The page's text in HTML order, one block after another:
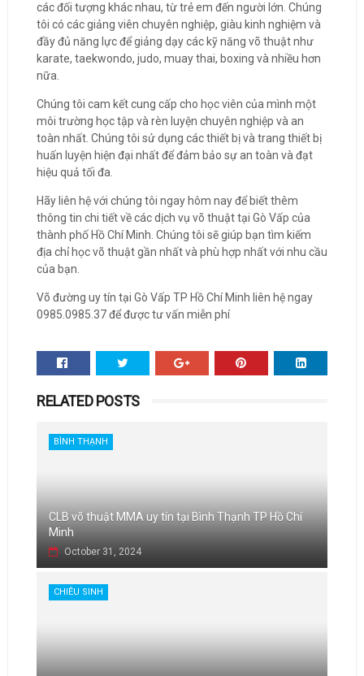
các đối tượng khác nhau, từ trẻ em đến người lớn. Chúng
tôi có các giảng viên chuyên nghiệp, giàu kinh nghiệm và
đầy đủ năng lực để giảng dạy các kỹ năng võ thuật như
karate, taekwondo, judo, muay thai, boxing và nhiều hơn
nữa.
Chúng tôi cam kết cung cấp cho học viên của mình một
môi trường học tập và rèn luyện chuyên nghiệp và an
toàn nhất. Chúng tôi sử dụng các thiết bị và trang thiết bị
huấn luyện hiện đại nhất để đảm bảo sự an toàn và đạt
hiệu quả tối đa.
Hãy liên hệ với chúng tôi ngay hôm nay để biết thêm
thông tin chi tiết về các dịch vụ võ thuật tại Gò Vấp của
thành phố Hồ Chí Minh. Chúng tôi sẽ giúp bạn tìm kiếm
địa chỉ học võ thuật gần nhất và phù hợp nhất với nhu cầu
của bạn.
Võ đường uy tín tại Gò Vấp TP Hồ Chí Minh liên hệ ngay
0985.0985.37 để được tư vấn miễn phí
RELATED POSTS
BÌNH THẠNH
CLB võ thuật MMA uy tín tại Bình Thạnh TP Hồ Chí
Minh
October 31, 2024
CHIÊU SINH